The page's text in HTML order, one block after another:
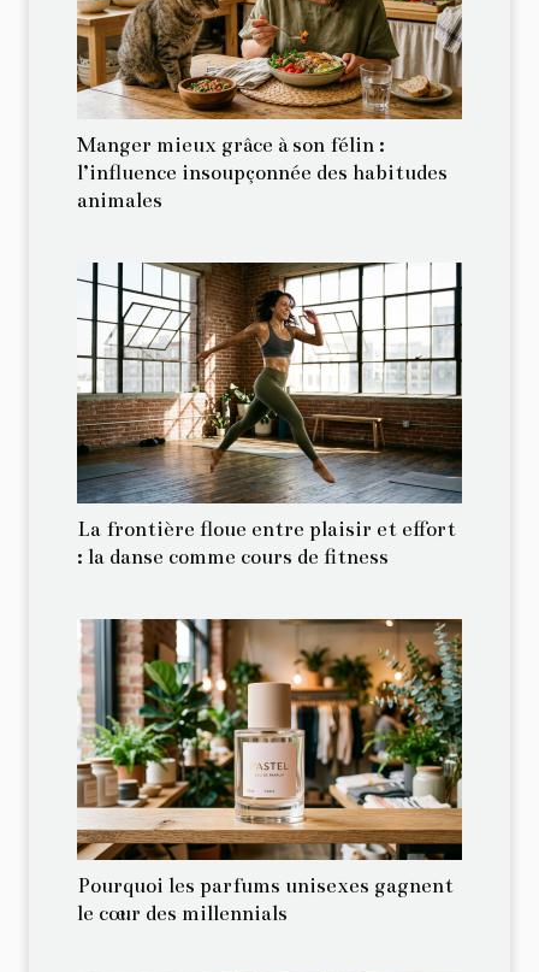
Manger mieux grâce à son félin :
l’influence insoupçonnée des habitudes
animales
La frontière floue entre plaisir et effort
: la danse comme cours de fitness
Pourquoi les parfums unisexes gagnent
le cœur des millennials